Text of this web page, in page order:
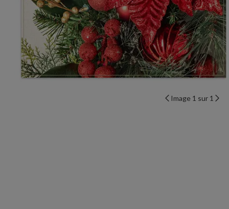
Image 1 sur 1